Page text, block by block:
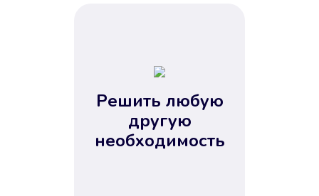
Решить любую
другую
необходимость